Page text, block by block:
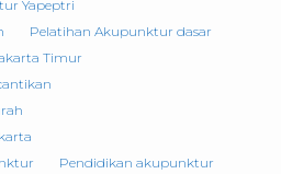
Yapeptri
Pelatihan Akupunktur dasar
Timur
Pendidikan akupunktur